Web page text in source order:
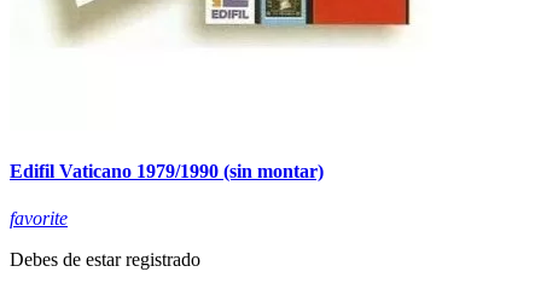
Edifil Vaticano 1979/1990 (sin montar)
favorite
Debes de estar registrado